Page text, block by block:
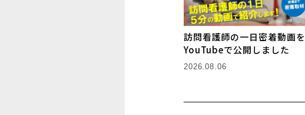
訪問看護師の一日密着動画を
YouTubeで公開しました
2026.08.06